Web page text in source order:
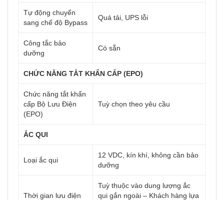
Tự động chuyển
sang chế độ Bypass
Quá tải, UPS lỗi
Công tắc bảo
dưỡng
Có sẵn
CHỨC NĂNG TẮT KHẨN CẤP (EPO)
Chức năng tắt khẩn
cấp Bộ Lưu Điện
(EPO)
Tuỳ chọn theo yêu cầu
ẮC QUI
Loại ắc qui
12 VDC, kín khí, không cần bảo
dưỡng
Thời gian lưu điện
Tuỳ thuộc vào dung lượng ắc
qui gắn ngoài – Khách hàng lựa